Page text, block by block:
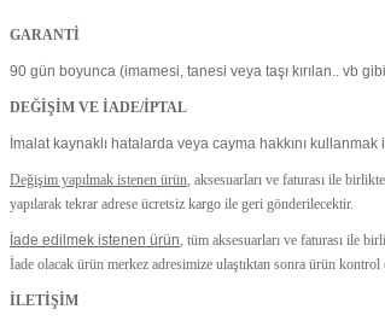
GARANTİ
90 gün boyunca (imamesi, tanesi veya taşı kırılan.. vb
DEĞİŞİM VE İADE/İPTAL
İmalat kaynaklı hatalarda veya cayma hakkını
Değişim yapılmak istenen ürün, aksesuarları ve faturası ile
yapılarak tekrar adrese ücretsiz kargo ile geri gönderilecektir.
İade edilmek istenen ürün, tüm aksesuarları ve faturası ile
İade olacak ürün merkez adresimize ulaştıktan sonra ürün
İLETİŞİM